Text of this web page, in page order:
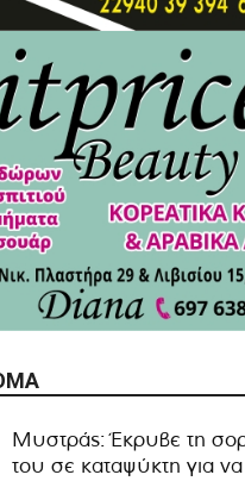
Μυστράς: Έκρυβε τη
του σε καταψύκτη για να